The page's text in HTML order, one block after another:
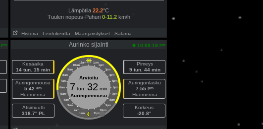
Lämpötila 22.2°C
Tuulen nopeus-Puhuri 0-11.2km/h
Historia - Lentokenttä - Maanjäristykset - Salama
pm Aurinko sijainti 10:09:19 pm
Kesäaika
14 tun. 15 min
Auringonnousu
5:42 am
Huomenna
Atsimuutti
318.7° PL
11am 1pm
10am 2pm
9am 3pm
8am 4pm
7am 5pm
6am 6pm
5am 7pm
4am 8pm
3am 9pm
2am 10pm
1am 11pm
Arvioitu
7 tun. 32 min
Auringonnousu
Pimeys
9 tun. 44 min
Auringonlasku
7:55 pm
Huomenna
Korkeus
-20.8°